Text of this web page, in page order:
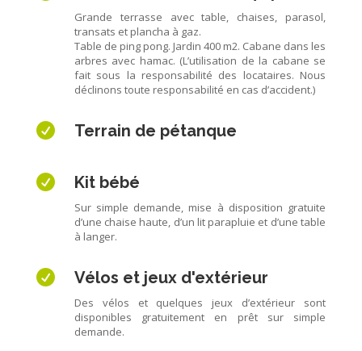
Grande terrasse avec table, chaises, parasol,
transats et plancha à gaz.
Table de ping pong. Jardin 400 m2. Cabane dans les
arbres avec hamac. (L’utilisation de la cabane se
fait sous la responsabilité des locataires. Nous
déclinons toute responsabilité en cas d’accident.)
 Terrain de pétanque
 Kit bébé
Sur simple demande, mise à disposition gratuite
d’une chaise haute, d’un lit parapluie et d’une table
à langer.
 Vélos et jeux d'extérieur
Des vélos et quelques jeux d’extérieur sont
disponibles gratuitement en prêt sur simple
demande.